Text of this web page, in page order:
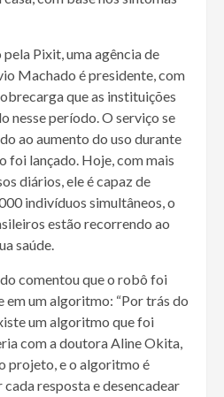
Pixit, uma agência de
Machado é presidente, com
que as instituições
nesse período. O serviço se
ao aumento do uso durante
foi lançado. Hoje, com mais
diários, ele é capaz de
indivíduos simultâneos, o
estão recorrendo ao
saúde.
comentou que o robô foi
em um algoritmo: “Por trás do
um algoritmo que foi
com a doutora Aline Okita,
projeto, e o algoritmo é
resposta e desencadear